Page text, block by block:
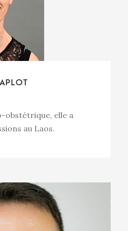
obstétrique, elle a
au Laos.